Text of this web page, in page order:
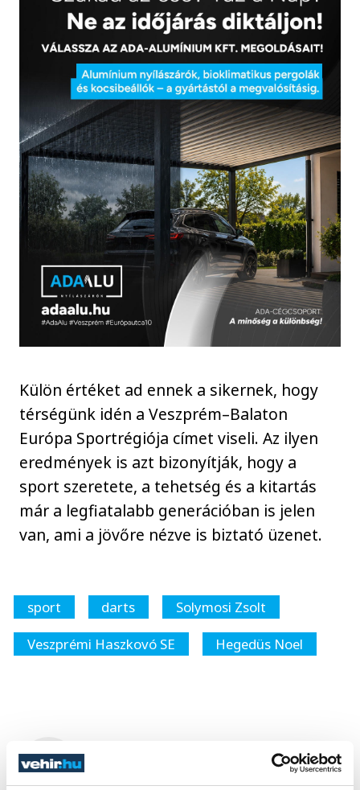
Külön értéket ad ennek a sikernek, hogy
térségünk idén a Veszprém–Balaton
Európa Sportrégiója címet viseli. Az ilyen
eredmények is azt bizonyítják, hogy a
sport szeretete, a tehetség és a kitartás
már a legfiatalabb generációban is jelen
van, ami a jövőre nézve is biztató üzenet.
sport darts
Solymosi Zsolt
Veszprémi Haszkovó SE
Hegedüs Noel